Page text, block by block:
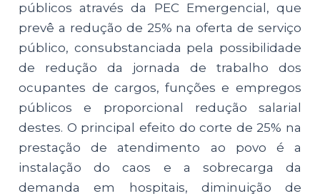
públicos através da PEC Emergencial, que
prevê a redução de 25% na oferta de serviço
público, consubstanciada pela possibilidade
de redução da jornada de trabalho dos
ocupantes de cargos, funções e empregos
públicos e proporcional redução salarial
destes. O principal efeito do corte de 25% na
prestação de atendimento ao povo é a
instalação do caos e a sobrecarga da
demanda em hospitais, diminuição de